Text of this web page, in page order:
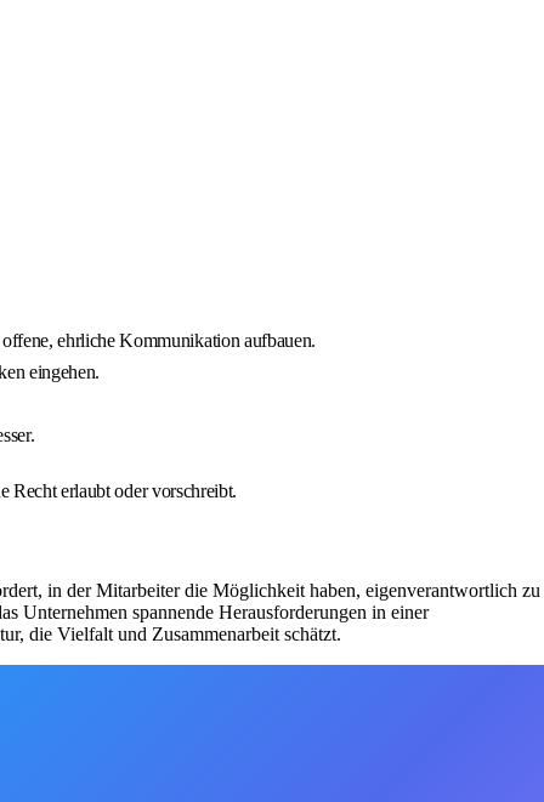
ehrliche Kommunikation aufbauen.
eingehen.
Recht erlaubt oder vorschreibt.
in der Mitarbeiter die Möglichkeit haben, eigenverantwortlich zu
Unternehmen spannende Herausforderungen in einer
die Vielfalt und Zusammenarbeit schätzt.